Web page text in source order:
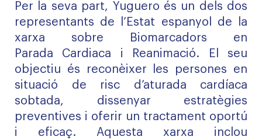
Per la seva part, Yuguero és un dels dos
representants de l’Estat espanyol de la
xarxa sobre
Biomarcadors en
Parada Cardiaca i Reanimació. El seu
objectiu és reconèixer les persones en
situació de risc d’aturada cardíaca
sobtada, dissenyar estratègies
preventives i oferir un tractament oportú
i eficaç. Aquesta xarxa inclou